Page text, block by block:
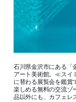
石川県金沢市にある「
アート美術館。≪スイ
に替わる展覧会を鑑賞
楽しめる無料の交流ゾ
品以外にも、カフェレ